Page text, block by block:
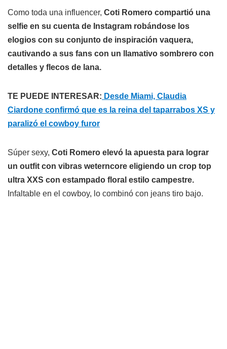
Como toda una influencer, Coti Romero compartió una
selfie en su cuenta de Instagram robándose los
elogios con su conjunto de inspiración vaquera,
cautivando a sus fans con un llamativo sombrero con
detalles y flecos de lana.
TE PUEDE INTERESAR: Desde Miami, Claudia
Ciardone confirmó que es la reina del taparrabos XS y
paralizó el cowboy furor
Súper sexy, Coti Romero elevó la apuesta para lograr
un outfit con vibras weterncore eligiendo un crop top
ultra XXS con estampado floral estilo campestre.
Infaltable en el cowboy, lo combinó con jeans tiro bajo.